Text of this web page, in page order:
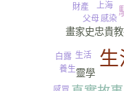
生
畫家史忠貴
靈學
養生
上海
白露 生活
父母感染
財產